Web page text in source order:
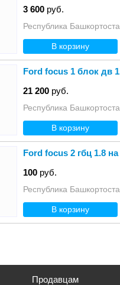
3 600 руб.
Республика
В корзину
Ford focus 1 блок дв
21 200 руб.
Республика
В корзину
Ford focus 2 гбц 1.8
100 руб.
Республика
В корзину
Продавцам